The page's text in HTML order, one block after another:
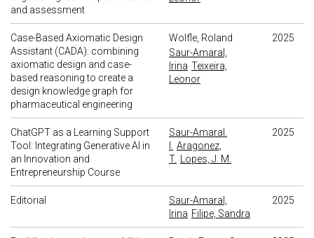
and assessment
Case-Based Axiomatic Design
Assistant (CADA): combining
axiomatic design and case-
based reasoning to create a
design knowledge graph for
pharmaceutical engineering
Wolfle, Roland
Saur-Amaral,
Irina Teixeira,
Leonor
2025
ChatGPT as a Learning Support
Tool: Integrating Generative AI in
an Innovation and
Entrepreneurship Course
Saur-Amaral.
Aragonez,
T.
Lopes, J. M.
2025
Editorial
Saur-Amaral,
Irina Filipe, Sandra
2025